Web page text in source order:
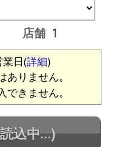
店舗 1
日(詳細)
りません。
きません。
込中...)